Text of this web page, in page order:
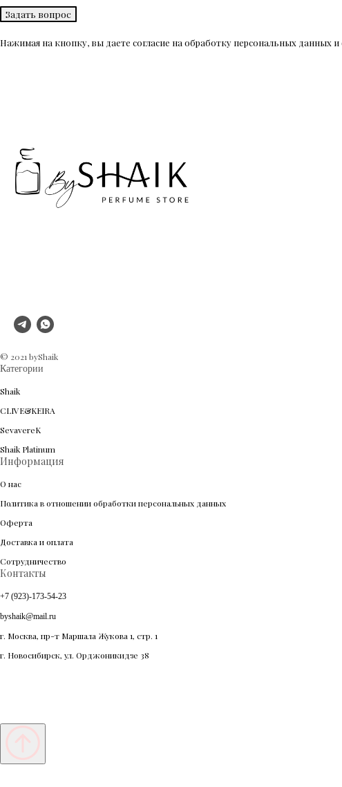
Задать вопрос
Нажимая на кнопку, вы даете согласие на обработку персональных данных
© 2021 byShaik
Категории
Shaik
CLIVE&KEIRA
SevavereK
Shaik Platinum
Информация
О нас
Политика в отношении обработки персональных данных
Оферта
Доставка и оплата
Сотрудничество
Контакты
+7 (923)-173-54-23
byshaik@mail.ru
г. Москва, пр-т Маршала Жукова 1, стр. 1
г. Новосибирск, ул. Орджоникидзе 38